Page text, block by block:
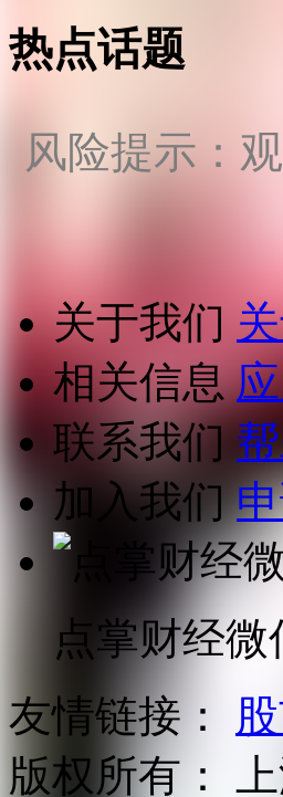
热点话题
风险提示：
关于我们
相关信息
联系我们
加入我们
点掌财经
友情链接：
版权所有：